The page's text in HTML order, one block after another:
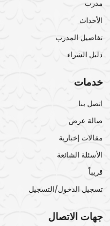
مدرب
الأحداث
تفاصيل المدرب
دليل الشراء
خدمات
اتصل بنا
صالة عرض
مقالات إخبارية
الأسئلة الشائعة
قريباً
تسجيل الدخول/التسجيل
جهات الاتصال